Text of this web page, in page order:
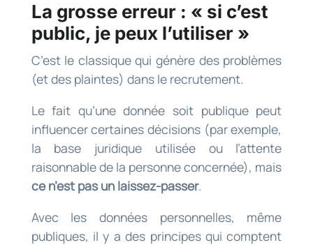
La grosse erreur : « si c’est
public, je peux l’utiliser »
C’est le classique qui génère des problèmes
(et des plaintes) dans le recrutement.
Le fait qu’une donnée soit publique peut
influencer certaines décisions (par exemple,
la base juridique utilisée ou l’attente
raisonnable de la personne concernée), mais
ce n’est pas un laissez-passer.
Avec les données personnelles, même
publiques, il y a des principes qui comptent